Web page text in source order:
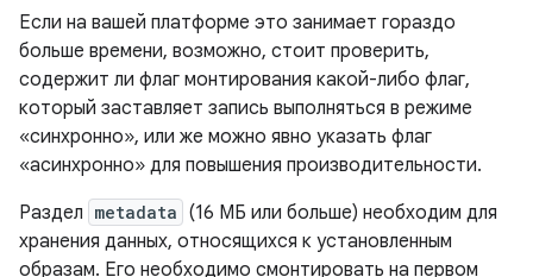
Если на вашей платформе это занимает гораздо
больше времени, возможно, стоит проверить,
содержит ли флаг монтирования какой-либо флаг,
который заставляет запись выполняться в режиме
«синхронно», или же можно явно указать флаг
«асинхронно» для повышения производительности.
Раздел metadata (16 МБ или больше) необходим для
хранения данных, относящихся к установленным
образам. Его необходимо смонтировать на первом